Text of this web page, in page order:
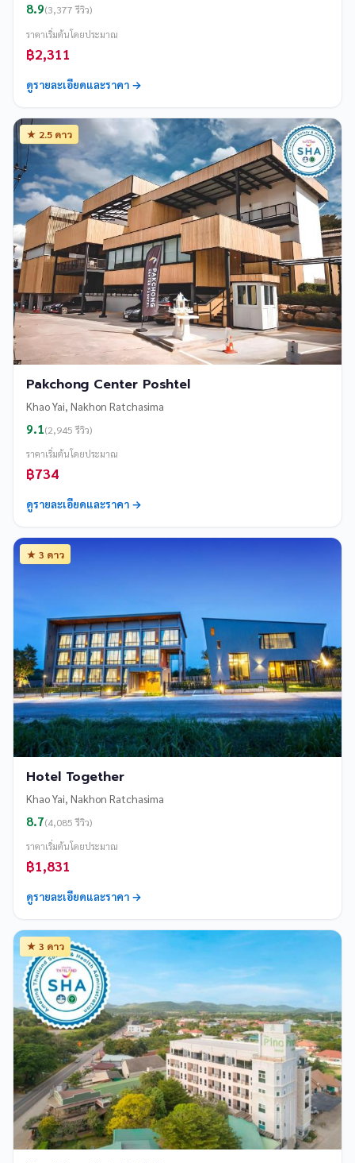
8.9(3,377 รีวิว)
ราคาเริ่มต้นโดยประมาณ
฿2,311
ดูรายละเอียดและราคา →
★ 2.5 ดาว
Pakchong Center Poshtel
Khao Yai, Nakhon Ratchasima
9.1(2,945 รีวิว)
ราคาเริ่มต้นโดยประมาณ
฿734
ดูรายละเอียดและราคา →
★ 3 ดาว
Hotel Together
Khao Yai, Nakhon Ratchasima
8.7(4,085 รีวิว)
ราคาเริ่มต้นโดยประมาณ
฿1,831
ดูรายละเอียดและราคา →
★ 3 ดาว